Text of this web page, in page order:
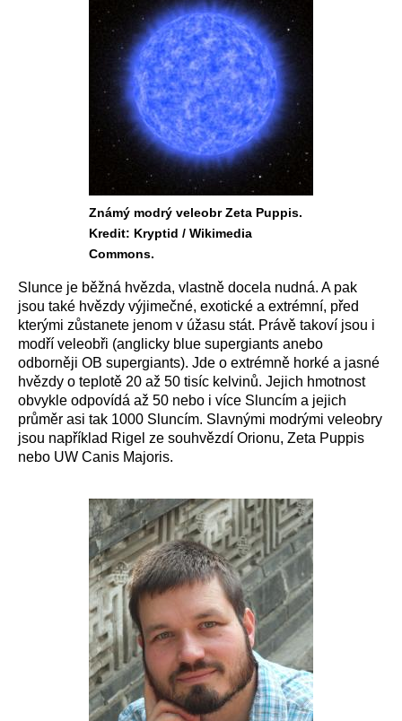
Známý modrý veleobr Zeta Puppis.
Kredit: Kryptid / Wikimedia
Commons.
Slunce je běžná hvězda, vlastně docela nudná. A pak
jsou také hvězdy výjimečné, exotické a extrémní, před
kterými zůstanete jenom v úžasu stát. Právě takoví jsou i
modří veleobři (anglicky blue supergiants anebo
odborněji OB supergiants). Jde o extrémně horké a jasné
hvězdy o teplotě 20 až 50 tisíc kelvinů. Jejich hmotnost
obvykle odpovídá až 50 nebo i více Sluncím a jejich
průměr asi tak 1000 Sluncím. Slavnými modrými veleobry
jsou například Rigel ze souhvězdí Orionu, Zeta Puppis
nebo UW Canis Majoris.